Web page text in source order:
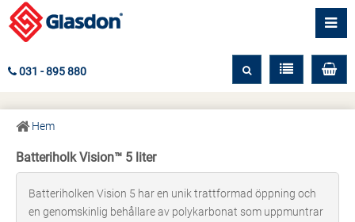
031 - 895 880
Hem
Batteriholk Vision™ 5 liter
Batteriholken Vision 5 har en unik trattformad öppning och
en genomskinlig behållare av polykarbonat som uppmuntrar